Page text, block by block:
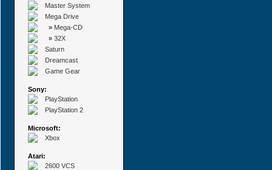
Master System
Mega Drive
» Mega-CD
» 32X
Saturn
Dreamcast
Game Gear
Sony:
PlayStation
PlayStation 2
Microsoft:
Xbox
Atari:
2600 VCS